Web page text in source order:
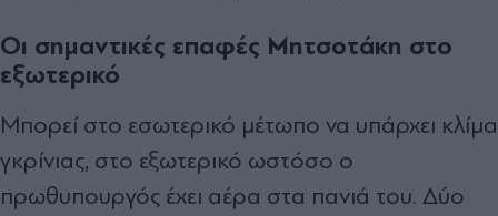
Οι σημαντικές επαφές Μητσοτάκη στο
εξωτερικό
Μπορεί στο εσωτερικό μέτωπο να υπάρχει κλίμα
γκρίνιας, στο εξωτερικό ωστόσο ο
πρωθυπουργός έχει αέρα στα πανιά του. Δύο